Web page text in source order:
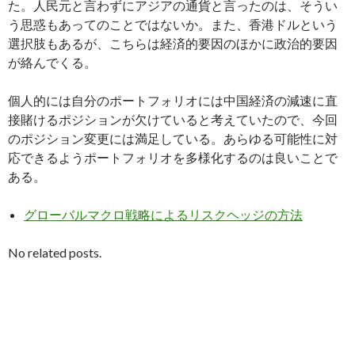
た。人民元と言わずにアジアの通貨と言ったのは、そうい
う思惑もあってのことではないか。また、香港ドルという
選択肢もあるが、こちらは経済的要因のほかに政治的要因
が絡んでくる。
個人的には自分のポートフォリオには中国経済の減速に直
接賭けるポジションが欠けていると考えていたので、今回
のポジション変更には満足している。あらゆる可能性に対
応できるようポートフォリオを多様化するのは良いことで
ある。
グローバルマクロ戦略によるリスクヘッジの方法
No related posts.